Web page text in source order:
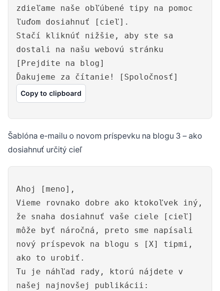
zdieľame naše obľúbené tipy na pomoc
ľuďom dosiahnuť [cieľ].
Stačí kliknúť nižšie, aby ste sa
dostali na našu webovú stránku
[Prejdite na blog]
Ďakujeme za čítanie! [Spoločnosť]
Copy to clipboard
Šablóna e-mailu o novom príspevku na blogu 3 – ako
dosiahnuť určitý cieľ
Ahoj [meno],
Vieme rovnako dobre ako ktokoľvek iný,
že snaha dosiahnuť vaše ciele [cieľ]
môže byť náročná, preto sme napísali
nový príspevok na blogu s [X] tipmi,
ako to urobiť.
Tu je náhľad rady, ktorú nájdete v
našej najnovšej publikácii: